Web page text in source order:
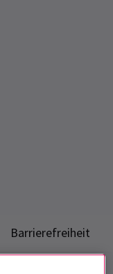
Barrierefreiheit